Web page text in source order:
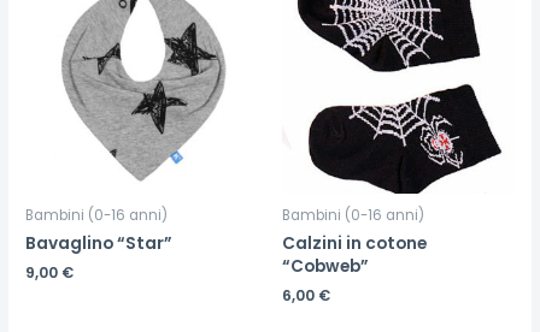
Bambini (0-16 anni)
Bavaglino “Star”
9,00 €
Bambini (0-16 anni)
Calzini in cotone
“Cobweb”
6,00 €